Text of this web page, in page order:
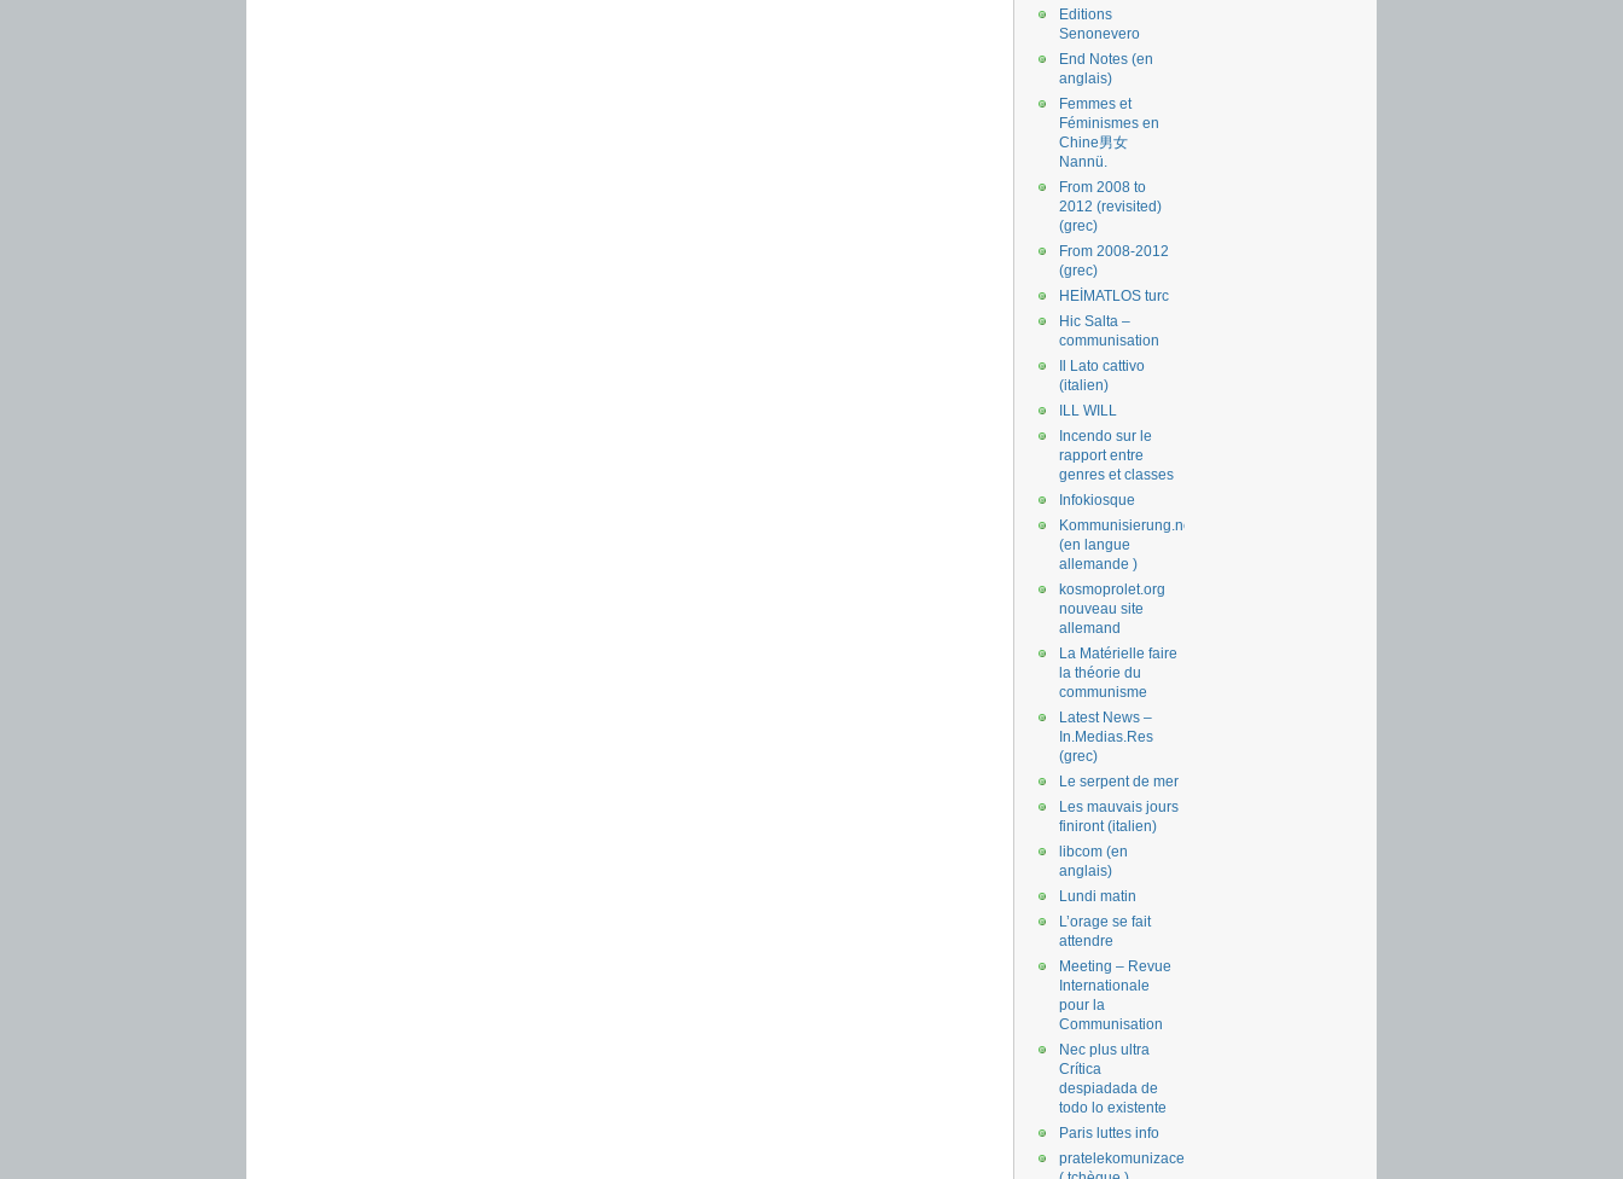
Editions
Senonevero
End Notes (en
anglais)
Femmes et
Féminismes en
Chine男女
Nannü.
From 2008 to
2012 (revisited)
(grec)
From 2008-2012
(grec)
HEİMATLOS turc
Hic Salta –
communisation
Il Lato cattivo
(italien)
ILL WILL
Incendo sur le
rapport entre
genres et classes
Infokiosque
Kommunisierung.net
(en langue
allemande )
kosmoprolet.org
nouveau site
allemand
La Matérielle faire
la théorie du
communisme
Latest News –
In.Medias.Res
(grec)
Le serpent de mer
Les mauvais jours
finiront (italien)
libcom (en
anglais)
Lundi matin
L’orage se fait
attendre
Meeting – Revue
Internationale
pour la
Communisation
Nec plus ultra
Crítica
despiadada de
todo lo existente
Paris luttes info
pratelekomunizace